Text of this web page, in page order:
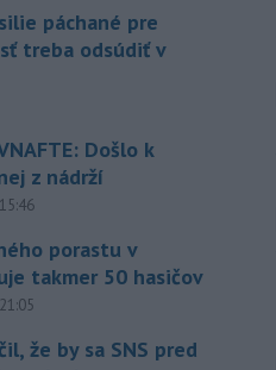
páchané pre
treba odsúdiť v
Došlo k
z nádrží
porastu v
takmer 50 hasičov
že by sa SNS pred